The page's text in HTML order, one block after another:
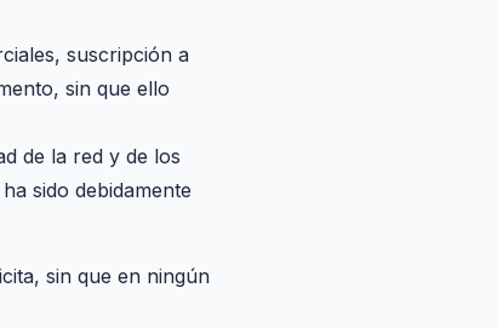
suscripción a
sin que ello
de la red y de los
sido debidamente
sin que en ningún